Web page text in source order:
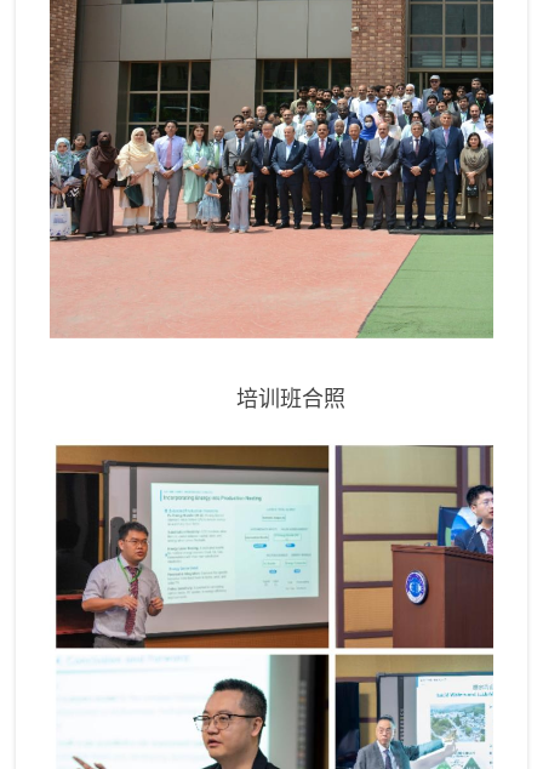
培训班合照